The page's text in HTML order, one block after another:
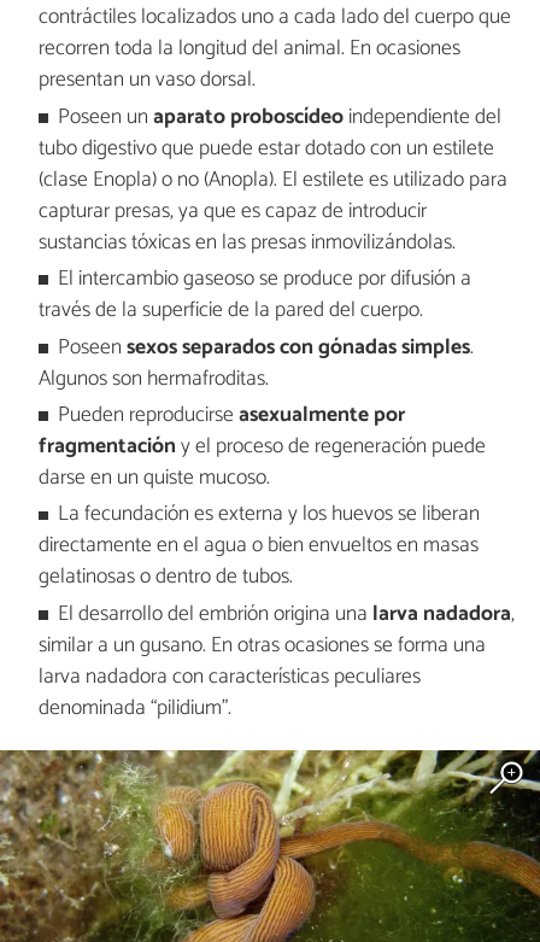
contráctiles localizados uno a cada lado del cuerpo que
recorren toda la longitud del animal. En ocasiones
presentan un vaso dorsal.
Poseen unaparato proboscídeoindependiente del
tubo digestivo que puede estar dotado con un estilete
(clase Enopla) o no (Anopla). El estilete es utilizado para
capturar presas, ya que es capaz de introducir
sustancias tóxicas en las presas inmovilizándolas.
El intercambio gaseoso se produce por difusión a
través de la superficie de la pared del cuerpo.
Poseensexos separados con gónadas simples.
Algunos son hermafroditas.
Pueden reproducirseasexualmente por
fragmentacióny el proceso de regeneración puede
darse en un quiste mucoso.
La fecundación es externa y los huevos se liberan
directamente en el agua o bien envueltos en masas
gelatinosas o dentro de tubos.
El desarrollo del embrión origina una larva nadadora,
similar a un gusano. En otras ocasiones se forma una
larva nadadora con características peculiares
denominada “pilidium”.